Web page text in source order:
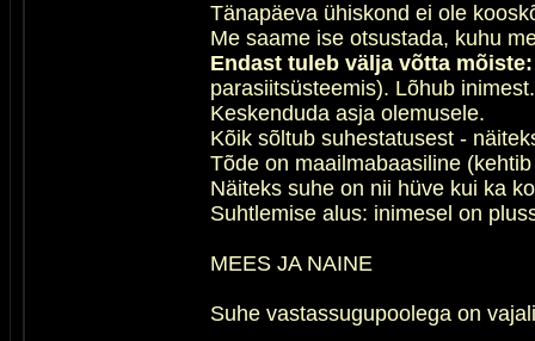
Tänapäeva ühiskond ei ole
Me saame ise otsustada, kuhu
Endast tuleb välja võtta
parasiitsüsteemis). Lõhub inimest.
Keskenduda asja olemusele.
Kõik sõltub suhestatusest -
Tõde on maailmabaasiline
Näiteks suhe on nii hüve kui ka
Suhtlemise alus: inimesel on
MEES JA NAINE
Suhe vastassugupoolega on